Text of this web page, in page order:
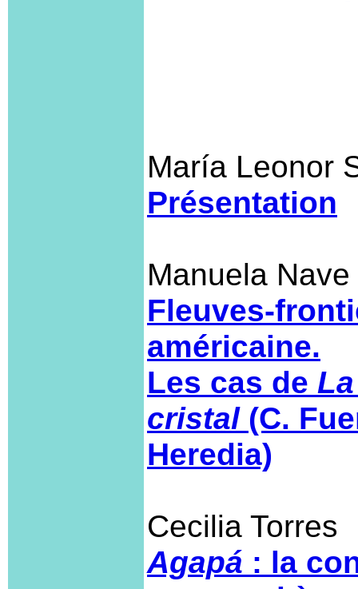
María Leonor
Présentation
Manuela Nave
Fleuves-
américaine.
Les cas de
cristal(C.
Heredia)
Cecilia Torres
Agapá : la